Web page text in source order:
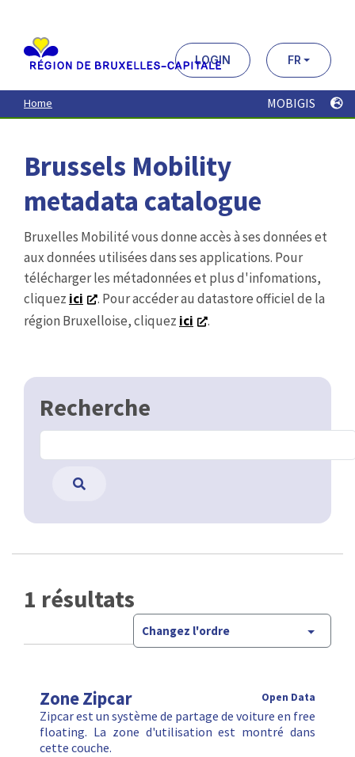
contenu
principal
LOGIN FR
Home MOBIGIS
Brussels Mobility
metadata catalogue
Bruxelles Mobilité vous donne accès à ses données et
aux données utilisées dans ses applications. Pour
télécharger les métadonnées et plus d'infomations,
cliquez ici
. Pour accéder au datastore officiel de la
région Bruxelloise, cliquez ici .
Recherche
1 résultats
Changez l'ordre
Zone Zipcar Open Data
Zipcar est un système de partage de voiture en free
floating. La zone d'utilisation est montré dans
cette couche.